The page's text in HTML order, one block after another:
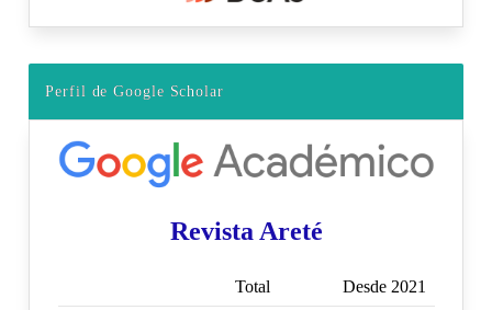
Perfil de Google Scholar